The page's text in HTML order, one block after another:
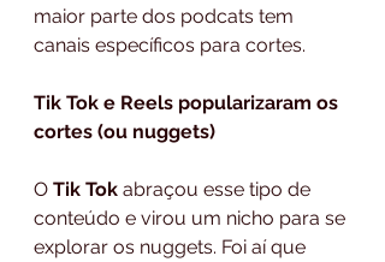
maior parte dos podcats tem
canais específicos para cortes.
Tik Tok e Reels popularizaram os
cortes (ou nuggets)
O Tik Tok abraçou esse tipo de
conteúdo e virou um nicho para se
explorar os nuggets. Foi aí que